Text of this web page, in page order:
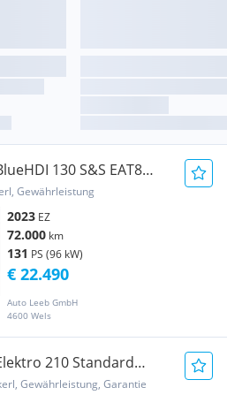
130 S&S EAT8
Gewährleistung
2023 EZ
72.000 km
131 PS (96 kW)
Auto Leeb GmbH
4600 Wels
€ 22.490
210 Standard
Gewährleistung, Garantie